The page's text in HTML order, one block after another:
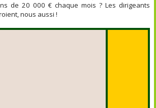
de 20 000 € chaque mois ? Les dirigeants
nous aussi !